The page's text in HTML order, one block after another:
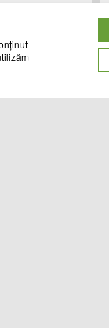
picioare